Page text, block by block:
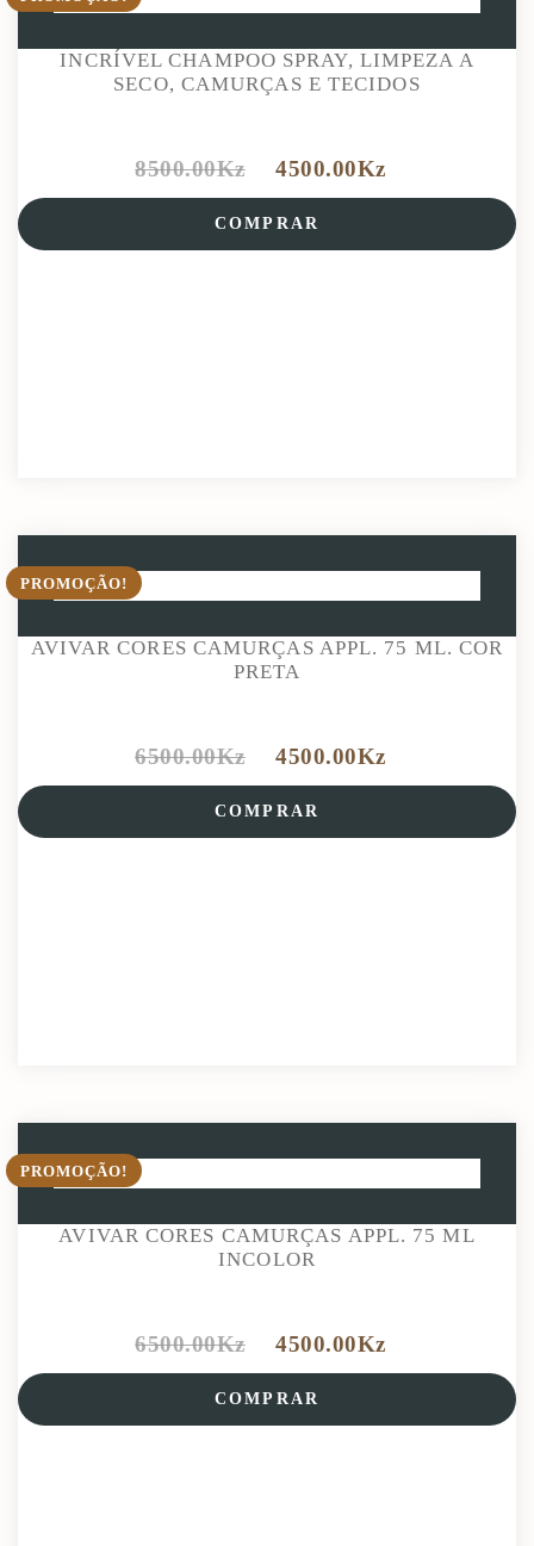
INCRÍVEL CHAMPOO SPRAY, LIMPEZA A
SECO, CAMURÇAS E TECIDOS
8500.00Kz 4500.00Kz
COMPRAR
PROMOÇÃO!
AVIVAR CORES CAMURÇAS APPL. 75 ML. COR
PRETA
6500.00Kz 4500.00Kz
COMPRAR
PROMOÇÃO!
AVIVAR CORES CAMURÇAS APPL. 75 ML
INCOLOR
6500.00Kz 4500.00Kz
COMPRAR